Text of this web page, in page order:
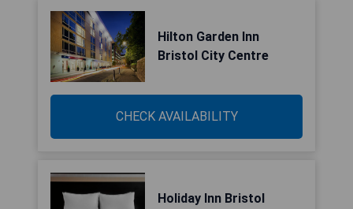
Hilton Garden Inn
Bristol City Centre
CHECK AVAILABILITY
Holiday Inn Bristol